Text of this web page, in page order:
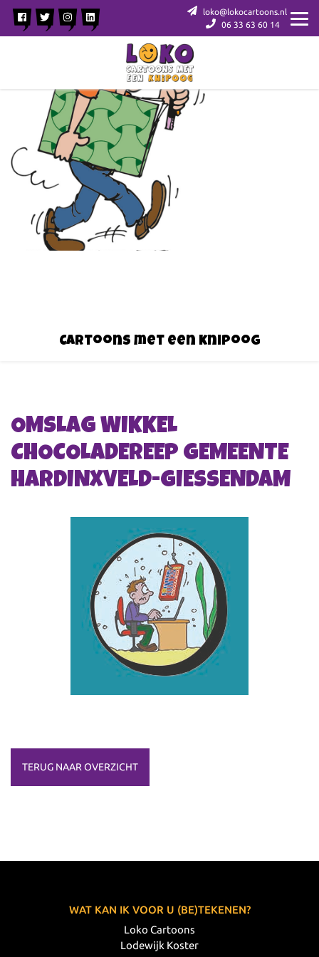
loko@lokocartoons.nl
06 33 63 60 14
Cartoons met een knipoog
OMSLAG WIKKEL
CHOCOLADEREEP GEMEENTE
HARDINXVELD-GIESSENDAM
TERUG NAAR OVERZICHT
WAT KAN IK VOOR U (BE)TEKENEN?
Loko Cartoons
Lodewijk Koster